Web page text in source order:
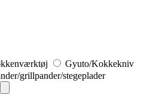
Gyuto/Kokkekniv
grillpander/stegeplader